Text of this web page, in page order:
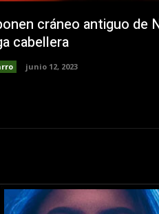
cráneo antiguo de
cabellera
junio 12, 2023